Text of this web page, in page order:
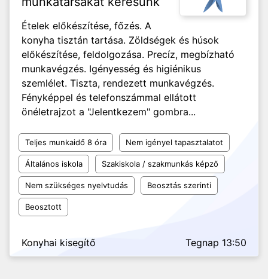
Ételek előkészítése, főzés. A
konyha tisztán tartása. Zöldségek és húsok
előkészítése, feldolgozása. Precíz, megbízható
munkavégzés. Igényesség és higiénikus
szemlélet. Tiszta, rendezett munkavégzés.
Fényképpel és telefonszámmal ellátott
önéletrajzot a "Jelentkezem" gombra...
Teljes munkaidő 8 óra Nem igényel tapasztalatot
Általános iskola Szakiskola / szakmunkás képző
Nem szükséges nyelvtudás Beosztás szerinti
Beosztott
Konyhai kisegítő Tegnap 13:50